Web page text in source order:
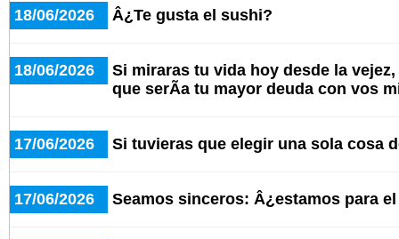
18/06/2026 Â¿Te gusta el sushi?
18/06/2026
Si miraras tu vida hoy desde la
que serÃ­a tu mayor deuda con vos
17/06/2026 Si tuvieras que elegir una sola cosa
17/06/2026 Seamos sinceros: Â¿estamos para